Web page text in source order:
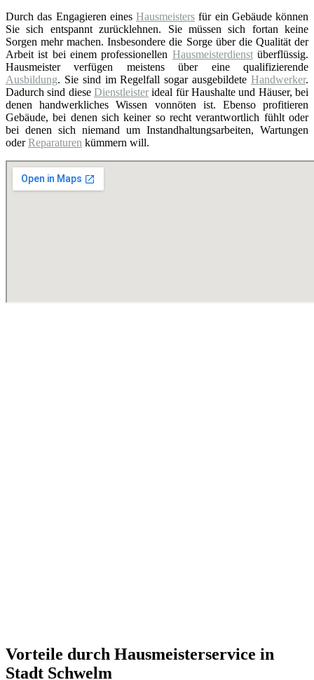
Durch das Engagieren eines Hausmeisters für ein Gebäude können
Sie sich entspannt zurücklehnen. Sie müssen sich fortan keine
Sorgen mehr machen. Insbesondere die Sorge über die Qualität der
Arbeit ist bei einem professionellen Hausmeisterdienstüberflüssig.
Hausmeister verfügen meistens über eine qualifizierende
Ausbildung. Sie sind im Regelfall sogar ausgebildete Handwerker.
Dadurch sind diese Dienstleister ideal für Haushalte und Häuser, bei
denen handwerkliches Wissen vonnöten ist. Ebenso profitieren
Gebäude, bei denen sich keiner so recht verantwortlich fühlt oder
bei denen sich niemand um Instandhaltungsarbeiten, Wartungen
oderReparaturen kümmern will.
Vorteile durch Hausmeisterservice in
Stadt Schwelm